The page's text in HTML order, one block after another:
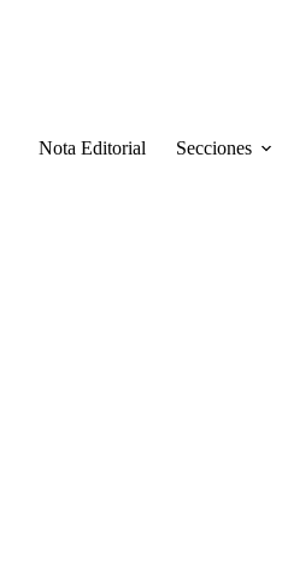
Nota Editorial Secciones